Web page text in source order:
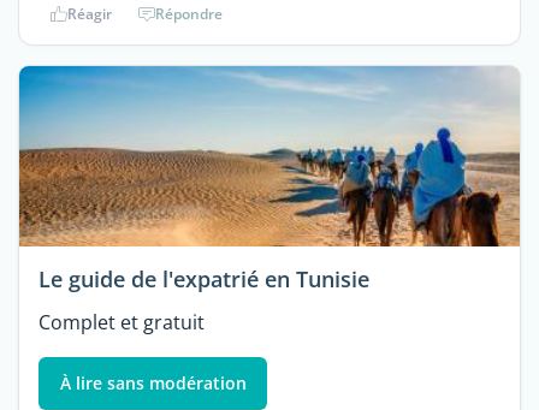
Réagir Répondre
Le guide de l'expatrié en Tunisie
Complet et gratuit
À lire sans modération